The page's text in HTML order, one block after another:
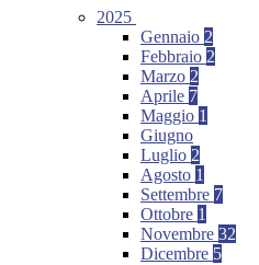
2025
Gennaio 2
Febbraio 2
Marzo 2
Aprile 7
Maggio 1
Giugno
Luglio 2
Agosto 1
Settembre 7
Ottobre 1
Novembre 32
Dicembre 5